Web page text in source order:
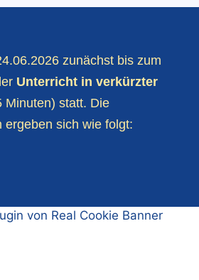
zunächst bis zum
Unterricht in verkürzter
Minuten) statt. Die
ergeben sich wie folgt:
von Real Cookie Banner